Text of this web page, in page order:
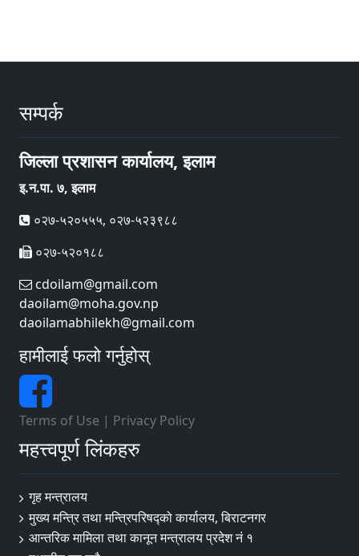
सम्पर्क
जिल्ला प्रशासन कार्यालय, इलाम
इ‍‍‍‌.न.पा. ७, इलाम
०२७-५२०५५५, ०२७-५२३९८८
०२७-५२०१८८
cdoilam@gmail.com
daoilam@moha.gov.np
daoilamabhilekh@gmail.com
हामीलाई फलो गर्नुहोस्
Terms of Use | Privacy Policy
महत्त्वपूर्ण लिंकहरु
गृह मन्त्रालय
मुख्य मन्त्रि तथा मन्त्रिपरिषद्को कार्यालय, बिराटनगर
आन्तरिक मामिला तथा कानून मन्त्रालय प्रदेश नं १